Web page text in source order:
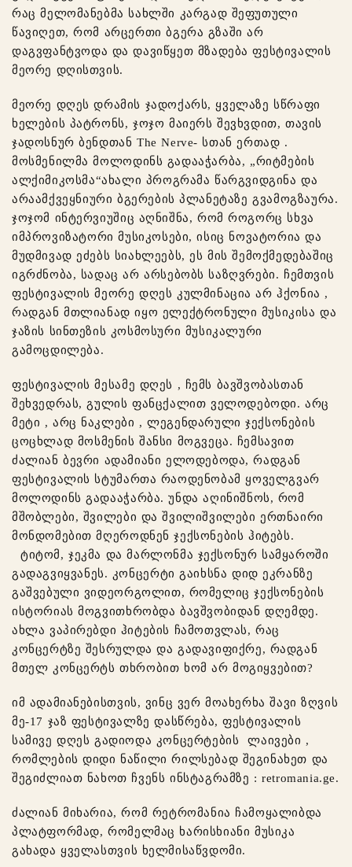
რაც მელომანებმა სახლში კარგად შეფუთული
წავიღეთ, რომ არცერთი ბგერა გზაში არ
დაგვფანტვოდა და დავიწყეთ მზადება ფესტივალის
მეორე დღისთვის.
მეორე დღეს დრამის ჯადოქარს, ყველაზე სწრაფი
ხელების პატრონს, ჯოჯო მაიერს შევხვდით, თავის
ჯადოსნურ ბენდთან The Nerve- სთან ერთად .
მოსმენილმა მოლოდინს გადააჭარბა, „რიტმების
ალქიმიკოსმა“ახალი პროგრამა წარგვიდგინა და
არაამქვეყნიური ბგერების პლანეტაზე გვამოგზაურა.
ჯოჯომ ინტერვიუშიც აღნიშნა, რომ როგორც სხვა
იმპროვიზატორი მუსიკოსები, ისიც ნოვატორია და
მუდმივად ეძებს სიახლეებს, ეს მის შემოქმედებაშიც
იგრძნობა, სადაც არ არსებობს საზღვრები. ჩემთვის
ფესტივალის მეორე დღეს კულმინაცია არ ჰქონია ,
რადგან მთლიანად იყო ელექტრონული მუსიკისა და
ჯაზის სინთეზის კოსმოსური მუსიკალური
გამოცდილება.
ფესტივალის მესამე დღეს , ჩემს ბავშვობასთან
შეხვედრას, გულის ფანცქალით ველოდებოდი. არც
მეტი , არც ნაკლები , ლეგენდარული ჯექსონების
ცოცხლად მოსმენის შანსი მოგვეცა. ჩემსავით
ძალიან ბევრი ადამიანი ელოდებოდა, რადგან
ფესტივალის სტუმართა რაოდენობამ ყოველგვარ
მოლოდინს გადააჭარბა. უნდა აღინიშნოს, რომ
მშობლები, შვილები და შვილიშვილები ერთნაირი
მონდომებით მღეროდნენ ჯექსონების ჰიტებს.
ტიტომ, ჯეკმა და მარლონმა ჯექსონურ სამყაროში
გადაგვიყვანეს. კონცერტი გაიხსნა დიდ ეკრანზე
გაშვებული ვიდეორგოლით, რომელიც ჯექსონების
ისტორიას მოგვითხრობდა ბავშვობიდან დღემდე.
ახლა ვაპირებდი ჰიტების ჩამოთვლას, რაც
კონცერტზე შესრულდა და გადავიფიქრე, რადგან
მთელ კონცერტს თხრობით ხომ არ მოგიყვებით?
იმ ადამიანებისთვის, ვინც ვერ მოახერხა შავი ზღვის
მე-17 ჯაზ ფესტივალზე დასწრება, ფესტივალის
სამივე დღეს გადიოდა კონცერტების ლაივები ,
რომლების დიდი ნაწილი რილსებად შეგინახეთ და
შეგიძლიათ ნახოთ ჩვენს ინსტაგრამზე : retromania.ge.
ძალიან მიხარია, რომ რეტრომანია ჩამოყალიბდა
პლატფორმად, რომელმაც ხარისხიანი მუსიკა
გახადა ყველასთვის ხელმისაწვდომი.